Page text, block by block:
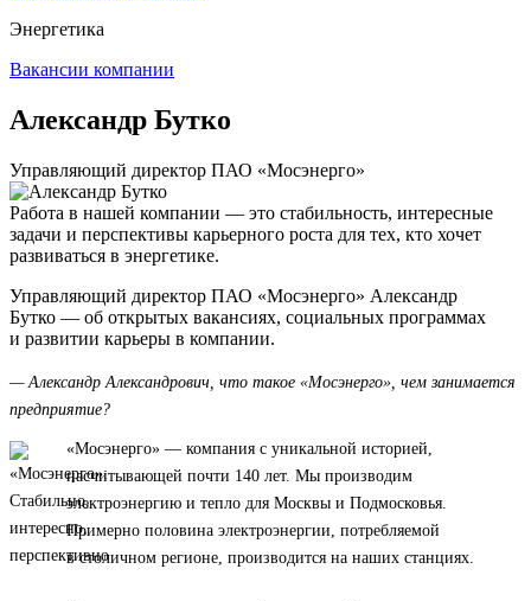
Энергетика
Вакансии компании
Александр Бутко
Управляющий директор ПАО «Мосэнерго»
Работа в нашей компании — это стабильность, интересные
задачи и перспективы карьерного роста для тех, кто хочет
развиваться в энергетике.
Управляющий директор ПАО «Мосэнерго» Александр
Бутко — об открытых вакансиях, социальных программах
и развитии карьеры в компании.
— Александр Александрович, что такое «Мосэнерго», чем занимается
предприятие?
«Мосэнерго» — компания с уникальной историей,
насчитывающей почти 140 лет. Мы производим
электроэнергию и тепло для Москвы и Подмосковья.
Примерно половина электроэнергии, потребляемой
в столичном регионе, производится на наших станциях.